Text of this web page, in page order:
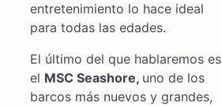
entretenimiento lo hace ideal
para todas las edades.
El último del que hablaremos es
el MSC Seashore, uno de los
barcos más nuevos y grandes,